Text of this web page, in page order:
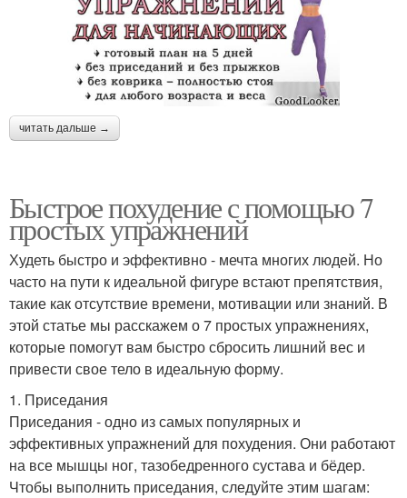
читать дальше →
Быстрое похудение с помощью 7
простых упражнений
Худеть быстро и эффективно - мечта многих людей. Но
часто на пути к идеальной фигуре встают препятствия,
такие как отсутствие времени, мотивации или знаний. В
этой статье мы расскажем о 7 простых упражнениях,
которые помогут вам быстро сбросить лишний вес и
привести свое тело в идеальную форму.
1. Приседания
Приседания - одно из самых популярных и
эффективных упражнений для похудения. Они работают
на все мышцы ног, тазобедренного сустава и бёдер.
Чтобы выполнить приседания, следуйте этим шагам: